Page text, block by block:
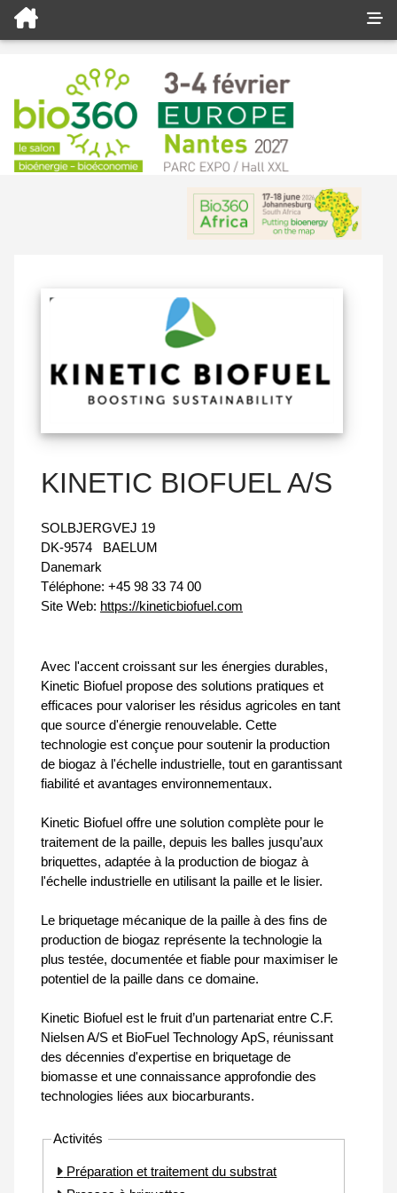
KINETIC BIOFUEL A/S
SOLBJERGVEJ 19
DK-9574
BAELUM
Danemark
Téléphone: +45 98 33 74 00
Site Web: https://kineticbiofuel.com
Avec l'accent croissant sur les énergies durables,
Kinetic Biofuel propose des solutions pratiques et
efficaces pour valoriser les résidus agricoles en tant
que source d'énergie renouvelable. Cette
technologie est conçue pour soutenir la production
de biogaz à l'échelle industrielle, tout en garantissant
fiabilité et avantages environnementaux.
Kinetic Biofuel offre une solution complète pour le
traitement de la paille, depuis les balles jusqu’aux
briquettes, adaptée à la production de biogaz à
l'échelle industrielle en utilisant la paille et le lisier.
Le briquetage mécanique de la paille à des fins de
production de biogaz représente la technologie la
plus testée, documentée et fiable pour maximiser le
potentiel de la paille dans ce domaine.
Kinetic Biofuel est le fruit d’un partenariat entre C.F.
Nielsen A/S et BioFuel Technology ApS, réunissant
des décennies d'expertise en briquetage de
biomasse et une connaissance approfondie des
technologies liées aux biocarburants.
Activités
Préparation et traitement du substrat